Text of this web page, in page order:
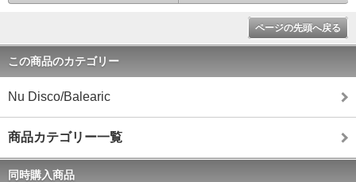
ページの先頭へ戻る
この商品のカテゴリー
Nu Disco/Balearic
商品カテゴリー一覧
同時購入商品